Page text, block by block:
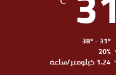
20%
1.24 كيلومتر/ساعة